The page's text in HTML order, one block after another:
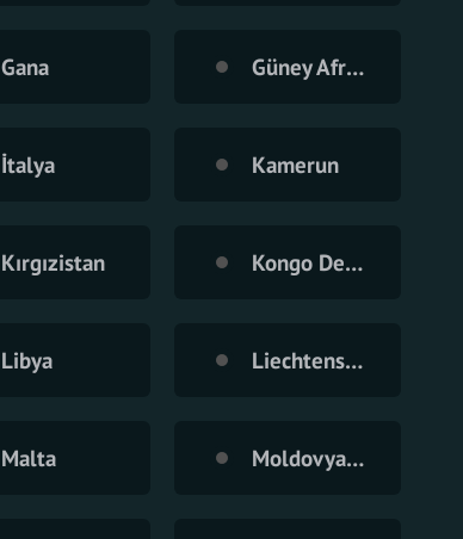
Gana Güney Afrika
İtalya Kamerun
Kırgızistan Kongo Demokratik Cumhuriyeti
Libya Liechtenstein
Malta Moldovya Cumhuriyeti